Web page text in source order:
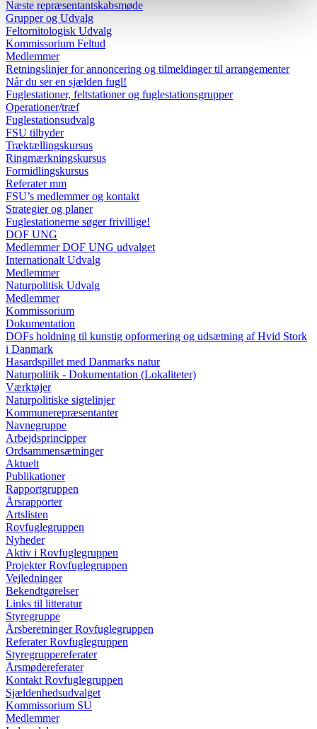
Næste repræsentantskabsmøde
Grupper og Udvalg
Feltornitologisk Udvalg
Kommissorium Feltud
Medlemmer
Retningslinjer for annoncering og tilmeldinger til arrangementer
Når du ser en sjælden fugl!
Fuglestationer, feltstationer og fuglestationsgrupper
Operationer/træf
Fuglestationsudvalg
FSU tilbyder
Træktællingskursus
Ringmærkningskursus
Formidlingskursus
Referater mm
FSU’s medlemmer og kontakt
Strategier og planer
Fuglestationerne søger frivillige!
DOF UNG
Medlemmer DOF UNG udvalget
Internationalt Udvalg
Medlemmer
Naturpolitisk Udvalg
Medlemmer
Kommissorium
Dokumentation
DOFs holdning til kunstig opformering og udsætning af Hvid Stork
i Danmark
Hasardspillet med Danmarks natur
Naturpolitik - Dokumentation (Lokaliteter)
Værktøjer
Naturpolitiske sigtelinjer
Kommunerepræsentanter
Navnegruppe
Arbejdsprincipper
Ordsammensætninger
Aktuelt
Publikationer
Rapportgruppen
Årsrapporter
Artslisten
Rovfuglegruppen
Nyheder
Aktiv i Rovfuglegruppen
Projekter Rovfuglegruppen
Vejledninger
Bekendtgørelser
Links til litteratur
Styregruppe
Årsberetninger Rovfuglegruppen
Referater Rovfuglegruppen
Styregruppereferater
Årsmødereferater
Kontakt Rovfuglegruppen
Sjældenhedsudvalget
Kommissorium SU
Medlemmer